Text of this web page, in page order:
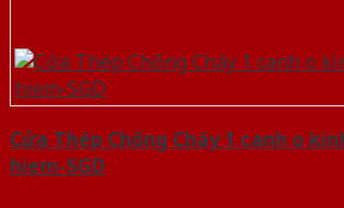
Cửa Thép Chống Cháy 1 canh o
hiem-SGD